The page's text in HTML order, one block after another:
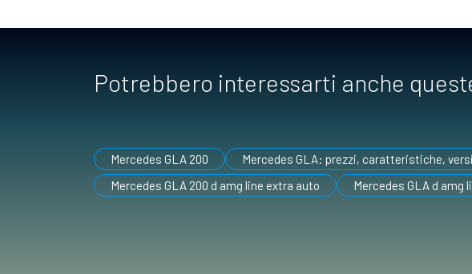
Potrebbero interessarti anche
Mercedes GLA 200 Mercedes GLA: prezzi, caratteristiche,
Mercedes GLA 200 d amg line extra auto
Mercedes GLA d amg